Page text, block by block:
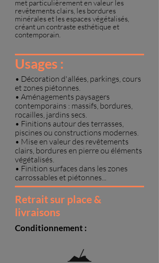
met particulièrement en valeur les
revêtements clairs, les bordures
minérales et les espaces végétalisés,
créant un contraste esthétique et
contemporain.
Usages :
• Décoration d'allées, parkings, cours
et zones piétonnes.
• Aménagements paysagers
contemporains : massifs, bordures,
rocailles, jardins secs.
• Finitions autour des terrasses,
piscines ou constructions modernes.
• Mise en valeur des revêtements
clairs, bordures en pierre ou éléments
végétalisés.
• Finition surfaces dans les zones
carrossables et piétonnes...
Retrait sur place &
livraisons
Conditionnement :